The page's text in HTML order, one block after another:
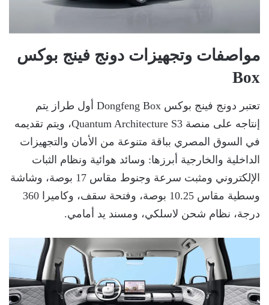
مواصفات وتجهيزات دونج فينج بوكس
Box
تعتبر دونج فينج بوكس Dongfeng Box أول طراز يتم
إنتاجه على منصة Quantum Architecture S3، ويتم تقديمه
في السوق المصري بباقة متنوعة من الأمان والتجهيزات
الداخلية والخارجية أبرزها: وسائد هوائية ونظام الثبات
الإلكتروني ومثبت سرعة وجنوط مقاس 17 بوصة، وشاشة
وسطية مقاس 10.25 بوصة، وفتحة سقف، وكاميرا 360
درجة، نظام شحن لاسلكي، ومسند يد أمامي.